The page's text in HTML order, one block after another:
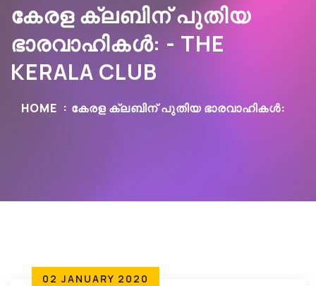
കേരള ക്ലബിന് പുതിയ
ഭാരവാഹികൾ: - THE
KERALA CLUB
HOME കേരള ക്ലബിന് പുതിയ ഭാരവാഹികൾ:
02 JANUARY 2020